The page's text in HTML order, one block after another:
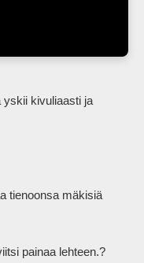
tienoonsa mäkisiä
painaa lehteen.?